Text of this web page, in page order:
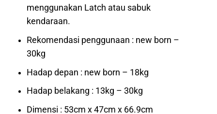
menggunakan Latch atau sabuk
kendaraan.
Rekomendasi penggunaan : new born –
30kg
Hadap depan : new born – 18kg
Hadap belakang : 13kg – 30kg
Dimensi : 53cm x 47cm x 66.9cm